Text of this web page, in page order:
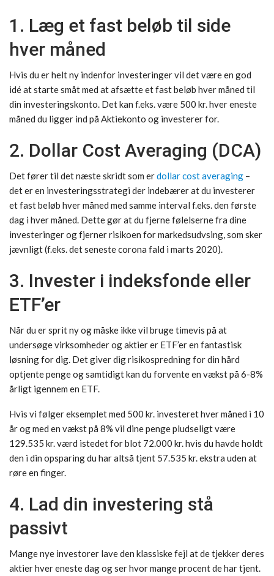
1. Læg et fast beløb til side
hver måned
Hvis du er helt ny indenfor investeringer vil det være en god
idé at starte småt med at afsætte et fast beløb hver måned til
din investeringskonto. Det kan f.eks. være 500 kr. hver eneste
måned du ligger ind på Aktiekonto og investerer for.
2. Dollar Cost Averaging (DCA)
Det fører til det næste skridt som erdollar cost averaging –
det er en investeringsstrategi der indebærer at du investerer
et fast beløb hver måned med samme interval f.eks. den første
dag i hver måned. Dette gør at du fjerne følelserne fra dine
investeringer og fjerner risikoen for markedsudvsing, som sker
jævnligt (f.eks. det seneste corona fald i marts 2020).
3. Invester i indeksfonde eller
ETF’er
Når du er sprit ny og måske ikke vil bruge timevis på at
undersøge virksomheder og aktier er ETF’er en fantastisk
løsning for dig. Det giver dig risikospredning for din hård
optjente penge og samtidigt kan du forvente en vækst på 6-8%
årligt igennem en ETF.
Hvis vi følger eksemplet med 500 kr. investeret hver måned i 10
år og med en vækst på 8% vil dine penge pludseligt være
129.535 kr. værd istedet for blot 72.000 kr. hvis du havde holdt
den i din opsparing du har altså tjent 57.535 kr. ekstra uden at
røre en finger.
4. Lad din investering stå
passivt
Mange nye investorer lave den klassiske fejl at de tjekker deres
aktier hver eneste dag og ser hvor mange procent de har tjent.